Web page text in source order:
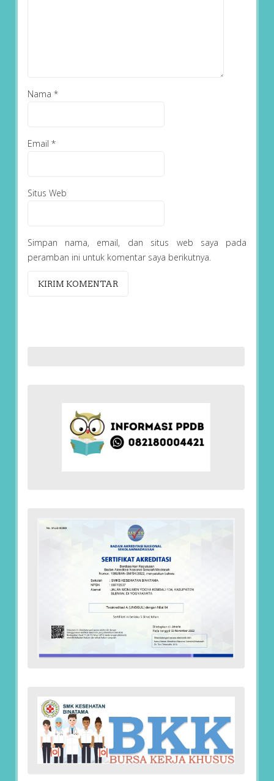
Nama *
Email *
Situs Web
Simpan nama, email, dan situs web saya pada
peramban ini untuk komentar saya berikutnya.